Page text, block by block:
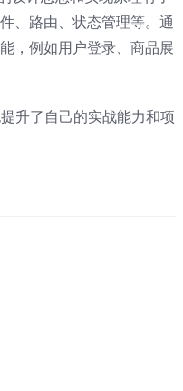
、路由、状态管理等。通
，例如用户登录、商品展
升了自己的实战能力和项